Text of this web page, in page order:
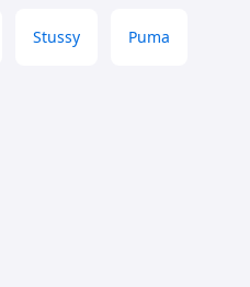
Stussy Puma